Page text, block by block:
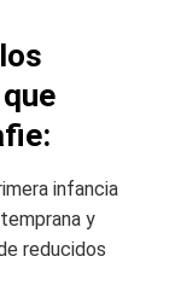
infancia
y
reducidos